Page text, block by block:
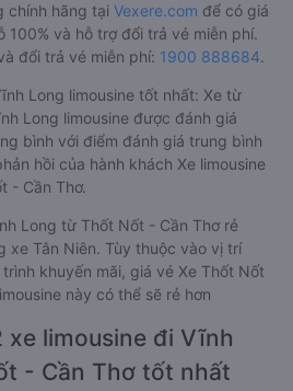
chính hãng tại Vexere.com để có giá
100% và hỗ trợ đổi trả vé miễn phí.
đổi trả vé miễn phí: 1900 888684.
Long limousine tốt nhất: Xe từ
Long limousine được đánh giá
bình với điểm đánh giá trung bình
hồi của hành khách Xe limousine
- Cần Thơ.
Long từ Thốt Nốt - Cần Thơ rẻ
xe Tân Niên. Tùy thuộc vào vị trí
khuyến mãi, giá vé Xe Thốt Nốt
này có thể sẽ rẻ hơn
xe limousine đi Vĩnh
- Cần Thơ tốt nhất